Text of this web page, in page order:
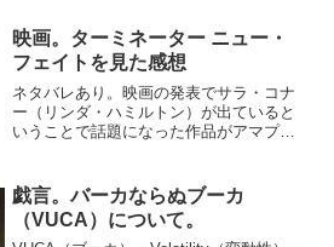
観点からも、自分の視点でしか私達があ
らゆる物事を見ることはで...
映画。ターミネーター ニュー・
フェイトを見た感想
ネタバレあり。映画の発表でサラ・コナ
ー（リンダ・ハミルトン）が出ていると
いうことで話題になった作品がアマプラ
ず飛ばずだったということで内容の質は
知れているのは、世間の評...
戯言。バーカならぬブーカ
（VUCA）について。